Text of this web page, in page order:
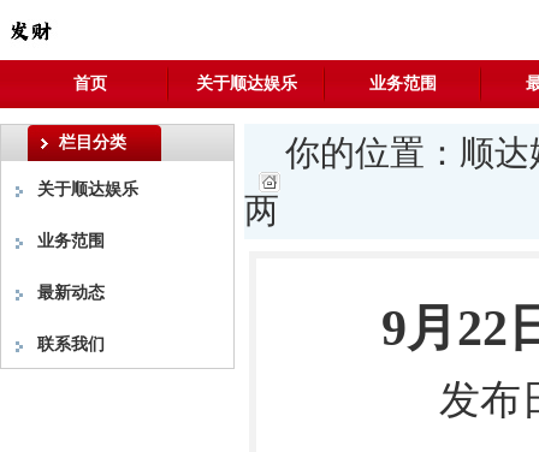
首页 关于顺达娱乐 业务范围
栏目分类
关于顺达娱乐
业务范围
最新动态
联系我们
你的位置： 顺达
两
9月22
发布